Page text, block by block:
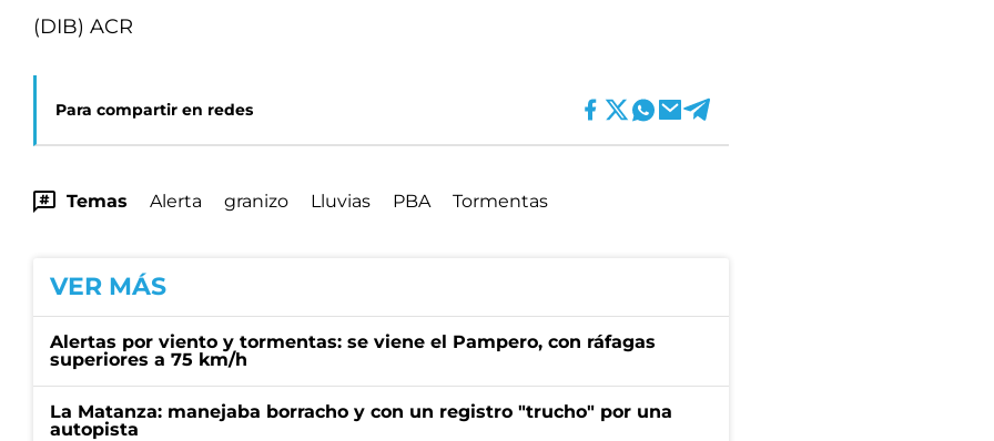
(DIB) ACR
Para compartir en redes
Temas Alerta granizo Lluvias PBA Tormentas
VER MÁS
Alertas por viento y tormentas: se viene el Pampero, con ráfagas
superiores a 75 km/h
La Matanza: manejaba borracho y con un registro "trucho" por una
autopista